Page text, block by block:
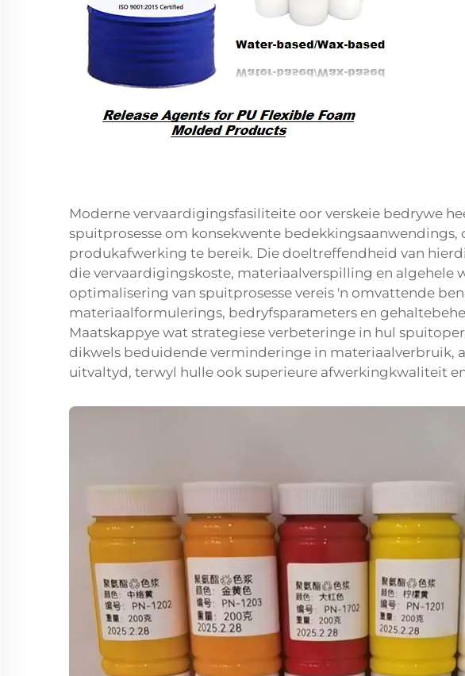
Moderne vervaardigingsfasiliteite oor verskeie bedrywe
spuitprosesse om konsekwente
produkafwerking te bereik. Die doeltreffendheid van
die vervaardigingskoste, materiaalverspilling en algehele
optimalisering van spuitprosesse vereis 'n omvattende
materiaalformulerings, bedryfsparameters en
Maatskappye wat strategiese verbeteringe in hul
dikwels beduidende verminderinge in materiaalverbruik,
uitvaltyd, terwyl hulle ook superieure afwerkingkwaliteit